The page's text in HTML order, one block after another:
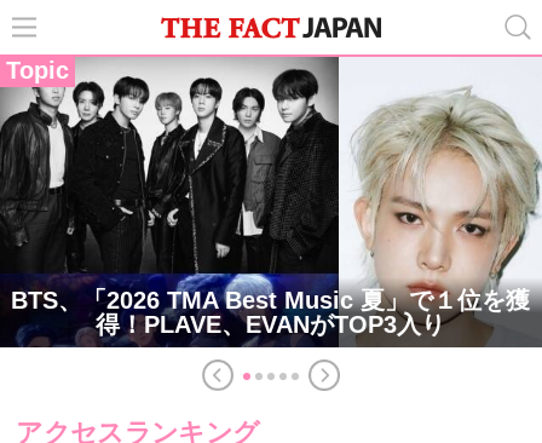
Topic
BTS、「2026 TMA Best Music 夏」で１位を獲
得！PLAVE、EVANがTOP3入り
アクセスランキング